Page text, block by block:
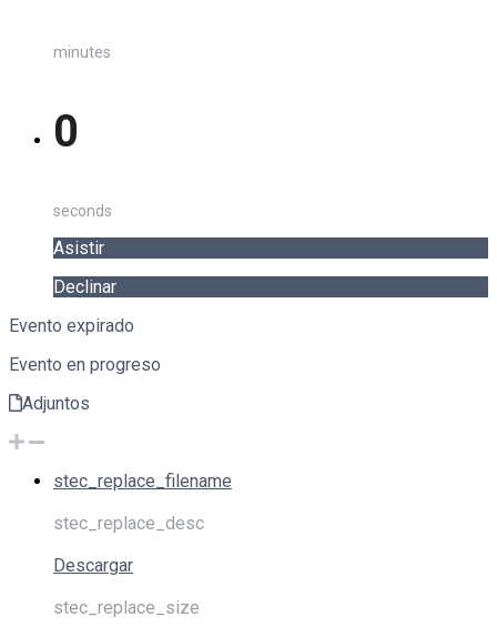
minutes
0
seconds
Asistir
Declinar
Evento expirado
Evento en progreso
Adjuntos
stec_replace_filename
stec_replace_desc
Descargar
stec_replace_size